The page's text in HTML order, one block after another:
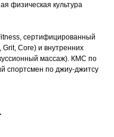
физическая культура
сертифицированный
Core) и внутренних
массаж). КМС по
спортсмен по джиу-джитсу